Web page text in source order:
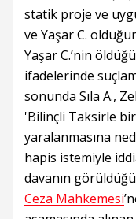
statik proje ve
ve Yaşar C.
Yaşar C.’nin
ifadelerinde
sonunda Sıla A.,
'Bilinçli Taksirle
yaralanmasına
hapis istemiyle
davanın
Ceza Mahkemesi